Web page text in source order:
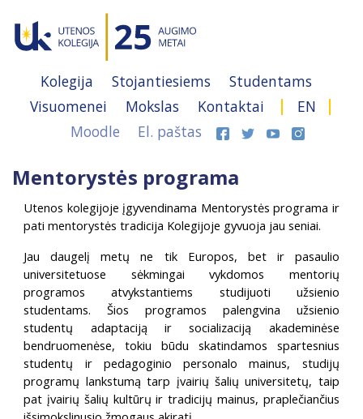
Kolegija Stojantiesiems
Studentams
Visuomenei
Mokslas Kontaktai
EN
Moodle
El. paštas
Mentorystės programa
Utenos kolegijoje įgyvendinama Mentorystės programa ir
pati mentorystės tradicija Kolegijoje gyvuoja jau seniai.
Jau daugelį metų ne tik Europos, bet ir pasaulio
universitetuose sėkmingai vykdomos mentorių
programos atvykstantiems studijuoti užsienio
studentams. Šios programos palengvina užsienio
studentų adaptaciją ir socializaciją akademinėse
bendruomenėse, tokiu būdu skatindamos spartesnius
studentų ir pedagoginio personalo mainus, studijų
programų lankstumą tarp įvairių šalių universitetų, taip
pat įvairių šalių kultūrų ir tradicijų mainus, praplečiančius